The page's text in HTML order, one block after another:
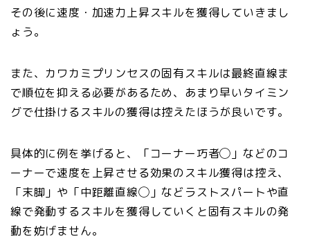
その後に速度・加速力上昇スキルを獲得していきまし
ょう。
また、カワカミプリンセスの固有スキルは最終直線ま
で順位を抑える必要があるため、あまり早いタイミン
グで仕掛けるスキルの獲得は控えたほうが良いです。
具体的に例を挙げると、「コーナー巧者◯」などのコ
ーナーで速度を上昇させる効果のスキル獲得は控え、
「末脚」や「中距離直線◯」などラストスパートや直
線で発動するスキルを獲得していくと固有スキルの発
動を妨げません。